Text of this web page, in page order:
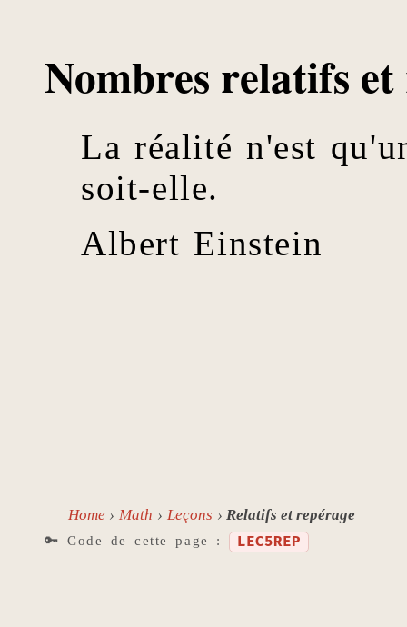
Nombres relatifs et
La réalité n'est
soit-elle.
Albert Einstein
Home Math Leçons Relatifs et repérage
🔑 Code de cette page : LEC5REP